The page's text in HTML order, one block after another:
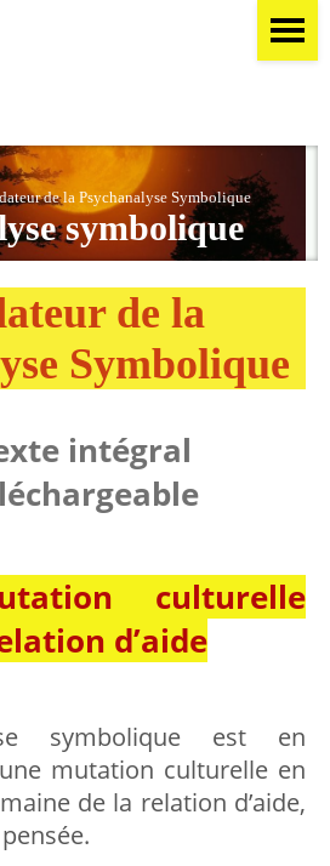
de la Psychanalyse Symbolique
symbolique
de la
Symbolique
intégral
culturelle
d’aide
symbolique est en
mutation culturelle en
de la relation d’aide,